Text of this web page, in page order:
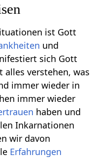
ist Gott
und
sich Gott
alles verstehen, was
immer wieder in
immer wieder
haben und
Inkarnationen
wir davon
Erfahrungen